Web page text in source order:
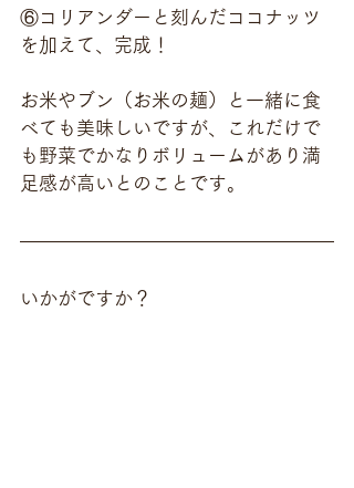
⑥コリアンダーと刻んだココナッツ
を加えて、完成！
お米やブン（お米の麺）と一緒に食
べても美味しいですが、これだけで
も野菜でかなりボリュームがあり満
足感が高いとのことです。
いかがですか？